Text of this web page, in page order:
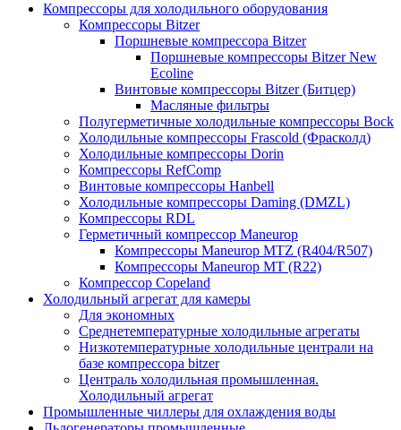
Компрессоры для холодильного оборудования
Компрессоры Bitzer
Поршневые компрессора Bitzer
Поршневые компрессоры Bitzer New
Ecoline
Винтовые компрессоры Bitzer (Битцер)
Масляные фильтры
Полугерметичные холодильные компрессоры Bock
Холодильные компрессоры Frascold (Фрасколд)
Холодильные компрессоры Dorin
Компрессоры RefComp
Винтовые компрессоры Hanbell
Холодильные компрессоры Daming (DMZL)
Компрессоры RDL
Герметичный компрессор Maneurop
Компрессоры Maneurop MTZ (R404/R507)
Компрессоры Maneurop MT (R22)
Компрессор Copeland
Холодильный агрегат для камеры
Для экономных
Среднетемпературные холодильные агрегаты
Низкотемпературные холодильные централи на
базе компрессора bitzer
Централь холодильная промышленная.
Холодильный агрегат
Промышленные чиллеры для охлаждения воды